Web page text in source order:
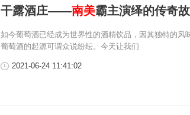
干露酒庄——南美霸主演绎的传奇
如今葡萄酒已经成为世界性的酒精饮品，因其独特的风
葡萄酒的起源可谓众说纷纭。今天让我们
2021-06-24 11:41:02